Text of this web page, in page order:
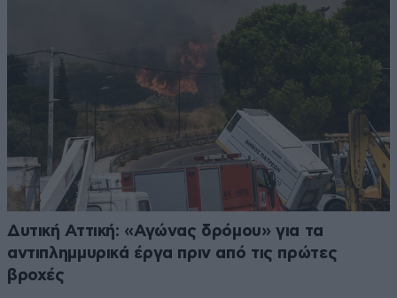
Δυτική Αττική: «Αγώνας δρόμου» για τα
αντιπλημμυρικά έργα πριν από τις πρώτες
βροχές